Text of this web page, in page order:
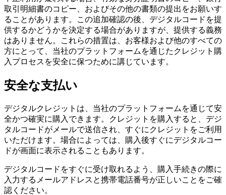
取引明細書のコピー、およびその他の書類の提出をお願いす
ることがあります。この追加確認の後、デジタルコードを提
供するかどうかを決定する場合がありますが、提供する義務
はありません。これらの措置は、お客様および他のすべての
方にとって、当社のプラットフォームを通じたクレジット購
入プロセスを安全に保つために講じています。
安全な支払い
デジタルクレジットは、当社のプラットフォームを通じて安
全かつ確実に購入できます。クレジットを購入すると、デジ
タルコードがメールで送信され、すぐにクレジットをご利用
いただけます。場合によっては、購入後すぐにデジタルコー
ドが画面に表示されることもあります。
デジタルコードをすぐに受け取れるよう、購入手続きの際に
入力するメールアドレスと携帯電話番号が正しいことをご確
認ください。